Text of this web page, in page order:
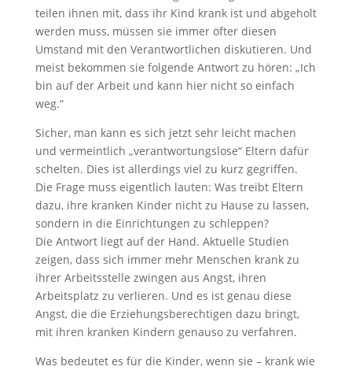
teilen ihnen mit, dass ihr Kind krank ist und abgeholt
werden muss, müssen sie immer öfter diesen
Umstand mit den Verantwortlichen diskutieren. Und
meist bekommen sie folgende Antwort zu hören: „Ich
bin auf der Arbeit und kann hier nicht so einfach
weg.“
Sicher, man kann es sich jetzt sehr leicht machen
und vermeintlich „verantwortungslose“ Eltern dafür
schelten. Dies ist allerdings viel zu kurz gegriffen.
Die Frage muss eigentlich lauten: Was treibt Eltern
dazu, ihre kranken Kinder nicht zu Hause zu lassen,
sondern in die Einrichtungen zu schleppen?
Die Antwort liegt auf der Hand. Aktuelle Studien
zeigen, dass sich immer mehr Menschen krank zu
ihrer Arbeitsstelle zwingen aus Angst, ihren
Arbeitsplatz zu verlieren. Und es ist genau diese
Angst, die die Erziehungsberechtigen dazu bringt,
mit ihren kranken Kindern genauso zu verfahren.
Was bedeutet es für die Kinder, wenn sie – krank wie